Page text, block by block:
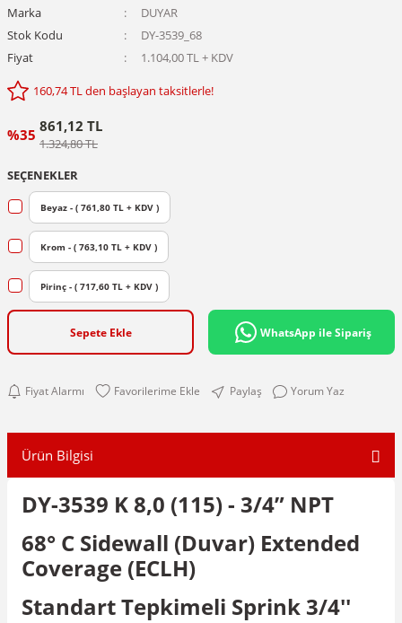
Marka
DUYAR
Stok Kodu
DY-3539_68
Fiyat
1.104,00 TL + KDV
160,74 TL den başlayan taksitlerle!
%35 861,12 TL
1.324,80 TL
SEÇENEKLER
Beyaz - ( 761,80 TL + KDV )
Krom - ( 763,10 TL + KDV )
Pirinç - ( 717,60 TL + KDV )
Sepete Ekle WhatsApp ile Sipariş
Fiyat Alarmı Paylaş Yorum Yaz
Ürün Bilgisi
DY-3539 K 8,0 (115) - 3/4” NPT
68° C Sidewall (Duvar) Extended
Coverage (ECLH)
Standart Tepkimeli Sprink 3/4''